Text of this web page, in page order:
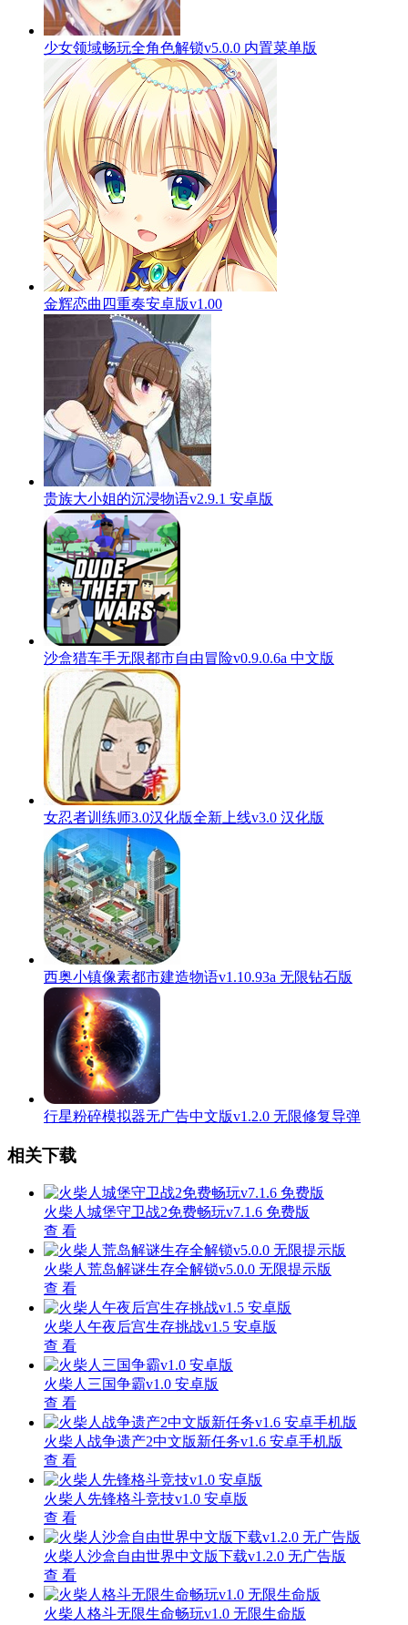
少女领域畅玩全角色解锁v5.0.0 内置菜单版
金辉恋曲四重奏安卓版v1.00
贵族大小姐的沉浸物语v2.9.1 安卓版
沙盒猎车手无限都市自由冒险v0.9.0.6a 中文版
女忍者训练师3.0汉化版全新上线v3.0 汉化版
西奥小镇像素都市建造物语v1.10.93a 无限钻石版
行星粉碎模拟器无广告中文版v1.2.0 无限修复导弹
相关下载
火柴人城堡守卫战2免费畅玩v7.1.6 免费版
查 看
火柴人荒岛解谜生存全解锁v5.0.0 无限提示版
查 看
火柴人午夜后宫生存挑战v1.5 安卓版
查 看
火柴人三国争霸v1.0 安卓版
查 看
火柴人战争遗产2中文版新任务v1.6 安卓手机版
查 看
火柴人先锋格斗竞技v1.0 安卓版
查 看
火柴人沙盒自由世界中文版下载v1.2.0 无广告版
查 看
火柴人格斗无限生命畅玩v1.0 无限生命版